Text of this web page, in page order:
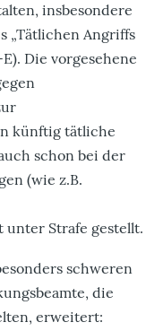
insbesondere
„Tätlichen Angriffs
Die vorgesehene
künftig tätliche
schon bei der
(wie z.B.
unter Strafe gestellt.
schweren
die
erweitert: